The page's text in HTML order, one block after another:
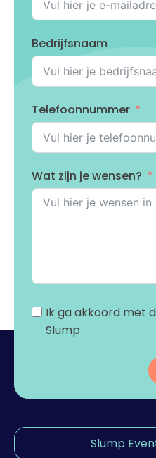
Bedrijfsnaam
Telefoonnummer
Wat zijn je wensen?
Ik ga akkoord met
Slump
Slump